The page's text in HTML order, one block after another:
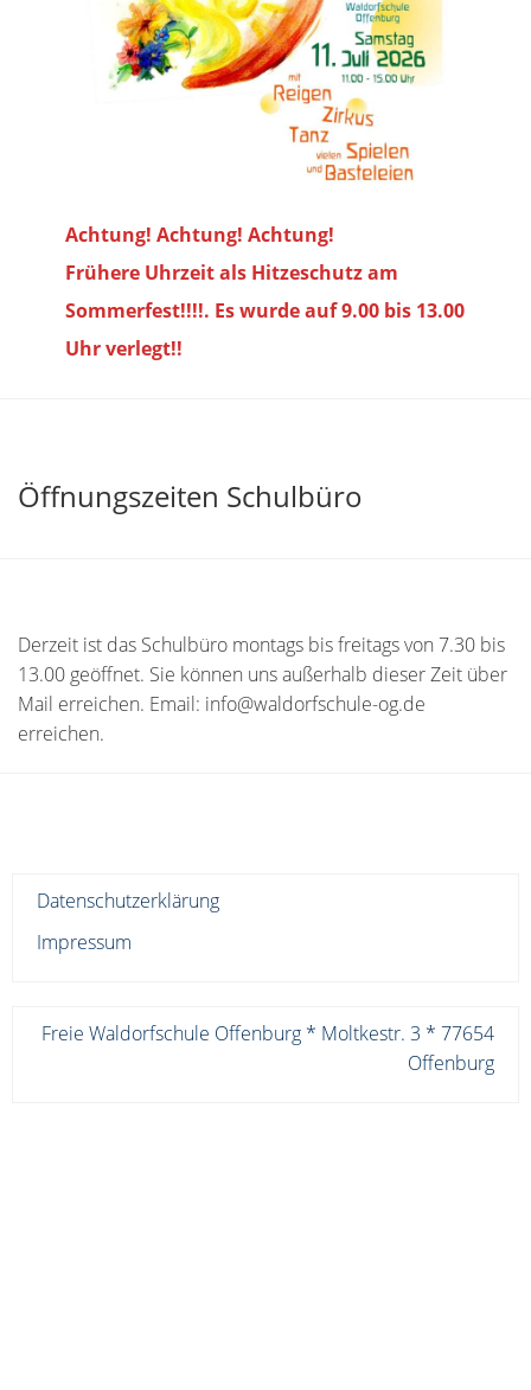
Achtung! Achtung! Achtung!
Frühere Uhrzeit als Hitzeschutz am
Sommerfest!!!!. Es wurde auf 9.00 bis 13.00
Uhr verlegt!!
Öffnungszeiten Schulbüro
Derzeit ist das Schulbüro montags bis freitags von 7.30 bis
13.00 geöffnet. Sie können uns außerhalb dieser Zeit über
Mail erreichen. Email: info@waldorfschule-og.de
erreichen.
Datenschutzerklärung
Impressum
Freie Waldorfschule Offenburg * Moltkestr. 3 * 77654
Offenburg